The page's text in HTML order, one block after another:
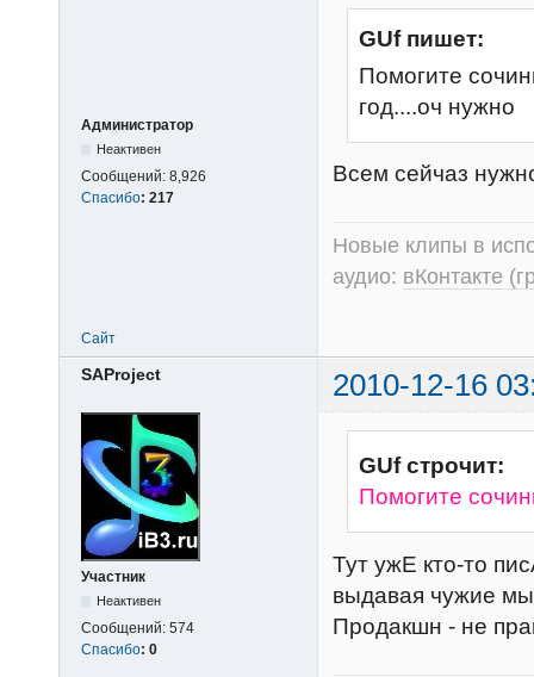
Администратор
Неактивен
Сообщений: 8,926
Спасибо: 217
GUf пишет:
Помогите
год....оч нужно
Всем сейчаз
Новые клипы в
аудио: вКонтакте
Сайт
SAProject 2010-12-16
Участник
Неактивен
Сообщений: 574
Спасибо: 0
GUf строчит:
Помогите
Тут ужЕ кто-то
выдавая чужие
Продакшн - не